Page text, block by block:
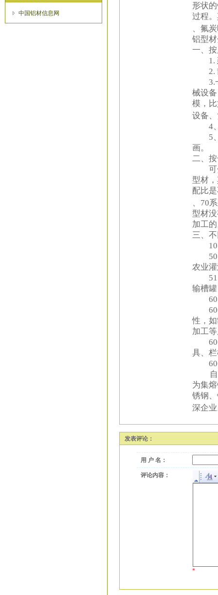
中国铝材信息网
形状
过程
、氟
铝型
一、
1. 建
2.
3.一
械设
模，
设备
4、
5、
画。
二、
可分
型材
配比
、70
型材
加工
三、
农业
输槽罐
性，
加工
具、
自建
为集
锈钢
深企
发表评论：
用 户 名：
评论内容：
*